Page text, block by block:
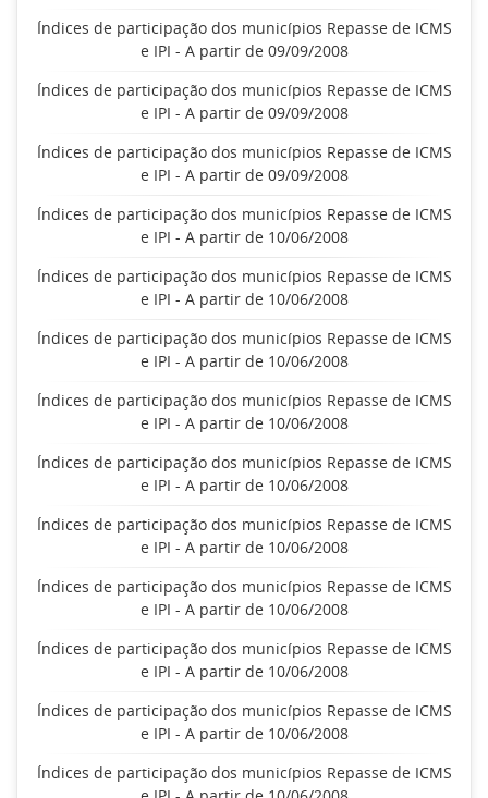
Índices de participação dos municípios Repasse de ICMS
e IPI - A partir de 09/09/2008
Índices de participação dos municípios Repasse de ICMS
e IPI - A partir de 09/09/2008
Índices de participação dos municípios Repasse de ICMS
e IPI - A partir de 09/09/2008
Índices de participação dos municípios Repasse de ICMS
e IPI - A partir de 10/06/2008
Índices de participação dos municípios Repasse de ICMS
e IPI - A partir de 10/06/2008
Índices de participação dos municípios Repasse de ICMS
e IPI - A partir de 10/06/2008
Índices de participação dos municípios Repasse de ICMS
e IPI - A partir de 10/06/2008
Índices de participação dos municípios Repasse de ICMS
e IPI - A partir de 10/06/2008
Índices de participação dos municípios Repasse de ICMS
e IPI - A partir de 10/06/2008
Índices de participação dos municípios Repasse de ICMS
e IPI - A partir de 10/06/2008
Índices de participação dos municípios Repasse de ICMS
e IPI - A partir de 10/06/2008
Índices de participação dos municípios Repasse de ICMS
e IPI - A partir de 10/06/2008
Índices de participação dos municípios Repasse de ICMS